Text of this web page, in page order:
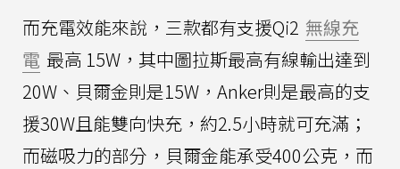
而充電效能來說，三款都有支援Qi2 無線充
電 最高 15W，其中圖拉斯最高有線輸出達到
20W、貝爾金則是15W，Anker則是最高的支
援30W且能雙向快充，約2.5小時就可充滿；
而磁吸力的部分，貝爾金能承受400公克，而